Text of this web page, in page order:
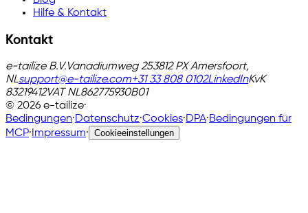
Hilfe & Kontakt
Kontakt
e-tailize B.V.Vanadiumweg 253812 PX Amersfoort,
NLsupport@e-tailize.com+31 33 808 0102LinkedInKvK
83219412VAT NL862775930B01
© 2026 e-tailize·
Bedingungen·Datenschutz·Cookies·DPA·Bedingungen für
MCP·Impressum· Cookieeinstellungen